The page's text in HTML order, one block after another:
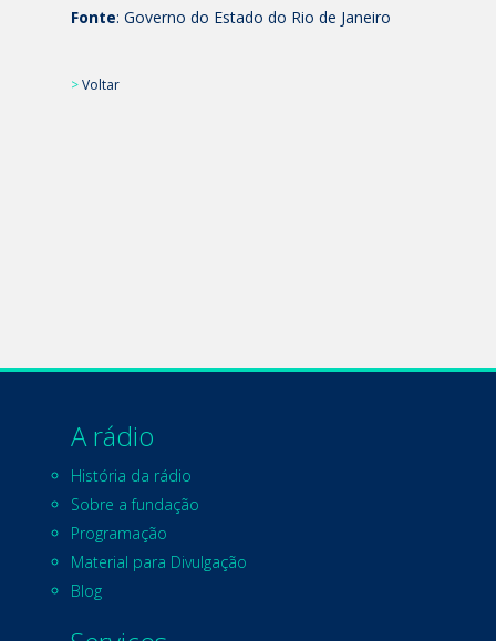
Fonte: Governo do Estado do Rio de Janeiro
>Voltar
A rádio
História da rádio
Sobre a fundação
Programação
Material para Divulgação
Blog